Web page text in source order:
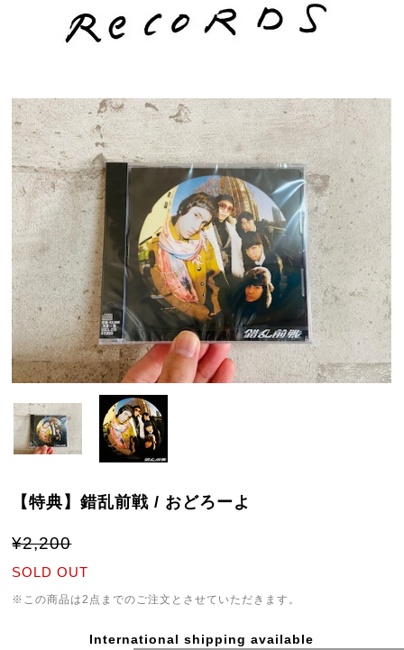
【特典】錯乱前戦 / おどろーよ
¥2,200
SOLD OUT
※この商品は2点までのご注文とさせていただきます。
International shipping available